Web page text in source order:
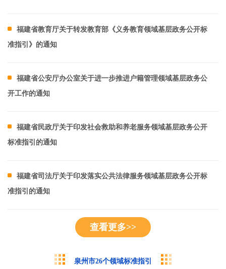
福建省教育厅关于转发教育部《义务教育领域基层政务公开标
准指引》的通知
福建省公安厅办公室关于进一步推进户籍管理领域基层政务公
开工作的通知
福建省民政厅关于印发社会救助和养老服务领域基层政务公开
标准指引的通知
福建省司法厅关于印发落实公共法律服务领域基层政务公开标
准指引的通知
查看更多>>
泉州市26个领域标准指引